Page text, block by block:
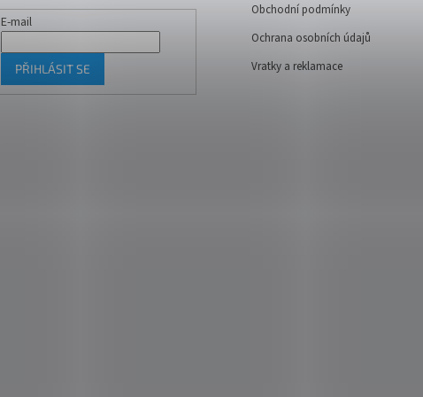
E-mail
PŘIHLÁSIT SE
Obchodní podmínky
Ochrana osobních údajů
Vratky a reklamace